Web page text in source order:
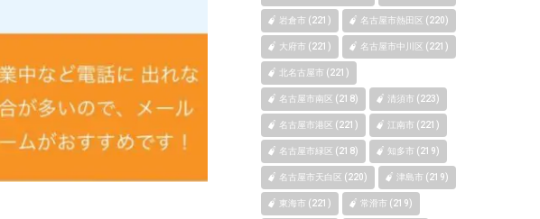
岩倉市 (221) 名古屋市熱田区 (220)
大府市 (221) 名古屋市中川区 (221)
北名古屋市 (221)
名古屋市南区 (218) 清須市 (223)
名古屋市港区 (221) 江南市 (221)
名古屋市緑区 (218) 知多市 (219)
名古屋市天白区 (220) 津島市 (219)
東海市 (221) 常滑市 (219)